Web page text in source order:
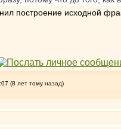
построение исходной
(8 лет тому назад)